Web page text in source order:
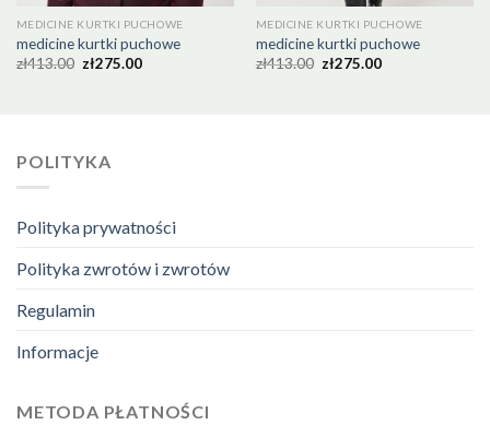
MEDICINE KURTKI PUCHOWE
medicine kurtki puchowe
zł413.00 zł275.00
MEDICINE KURTKI PUCHOWE
medicine kurtki puchowe
zł413.00 zł275.00
POLITYKA
Polityka prywatności
Polityka zwrotów i zwrotów
Regulamin
Informacje
METODA PŁATNOŚCI